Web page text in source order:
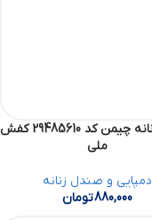
صندل زنانه چیمن کد 29485610 کفش
ملی
دمپایی و صندل زنانه
880,000تومان